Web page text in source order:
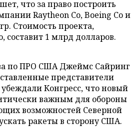
что за право построить
Raytheon Co, Boeing Co и
Стоимость проекта,
составит 1 млрд долларов.
по ПРО США Джеймс Сайринг
представители
Конгресс, что новый
важным для обороны
возможностей Северной
ракеты в сторону США.